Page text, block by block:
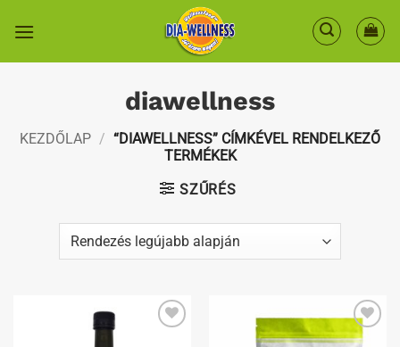
diawellness
KEZDŐLAP / “DIAWELLNESS” CÍMKÉVEL RENDELKEZŐ
TERMÉKEK
SZŰRÉS
Kedvenceimhez Kedvenceimhez